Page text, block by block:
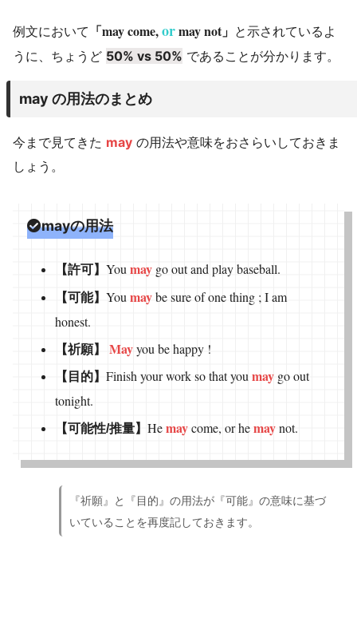
例文において 「may come,ormay not」 と示されているよ
うに、ちょうど 50% vs 50% であることが分かります。
may の用法のまとめ
今まで見てきた may の用法や意味をおさらいしておきま
しょう。
mayの用法
【許可】Youmay go out and play baseball.
【可能】Youmaybe sure of one thing ; I am
honest.
【祈願】 Mayyou be happy !
【目的】Finish your work so that youmay go out
tonight.
【可能性/推量】Hemaycome, or hemaynot.
『祈願』と『目的』の用法が『可能』の意味に基づ
いていることを再度記しておきます。